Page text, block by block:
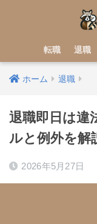
転職 退職
ホーム 退職
退職即日は違
ルと例外を解
2026年5月27日